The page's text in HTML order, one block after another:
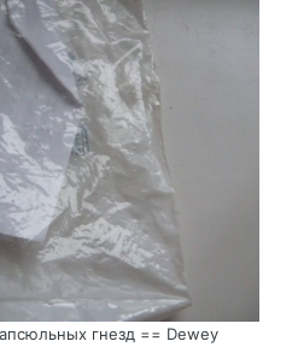
гнезд == Dewey